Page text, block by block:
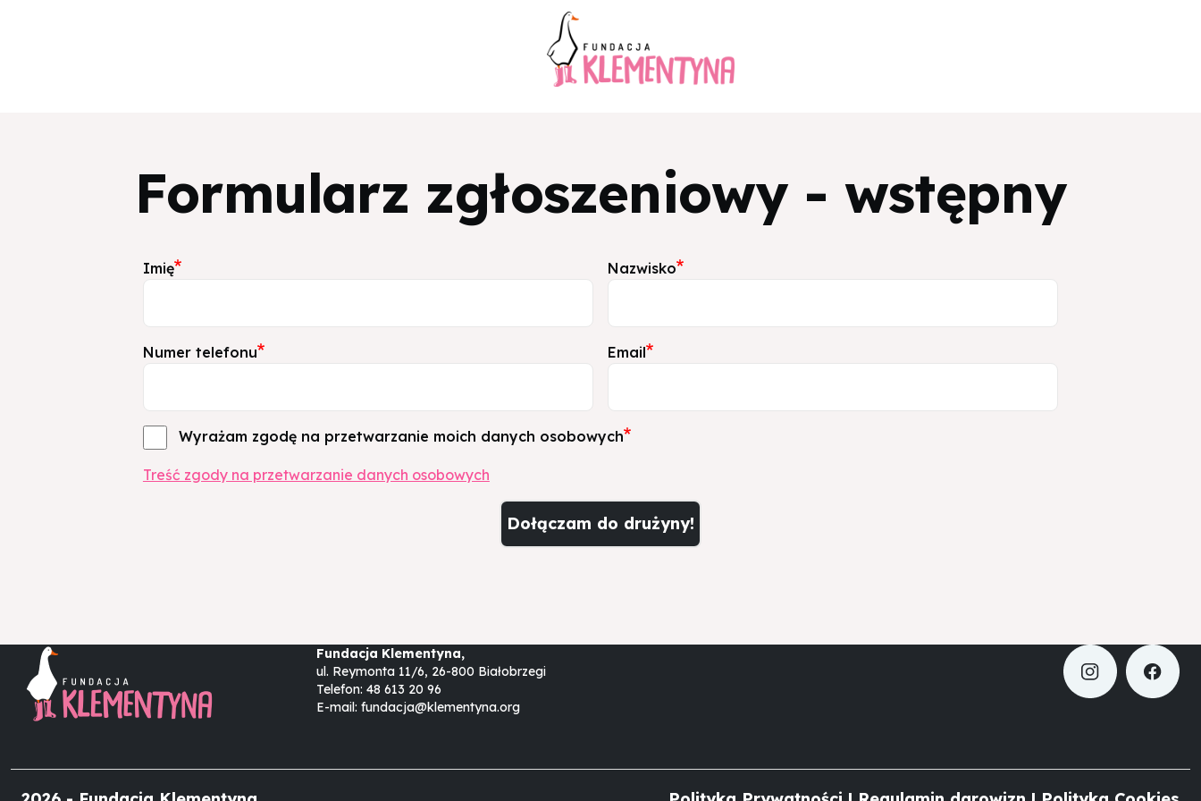
Formularz zgłoszeniowy - wstępny
Imię Nazwisko
Numer telefonu Email
Zgoda na przetwarzanie danych osobowych
Wyrażam zgodę na przetwarzanie moich danych osobowych
Treść zgody na przetwarzanie danych osobowych
Fundacja Klementyna,
ul. Reymonta 11/6, 26-800 Białobrzegi
Telefon: 48 613 20 96
E-mail: fundacja@klementyna.org